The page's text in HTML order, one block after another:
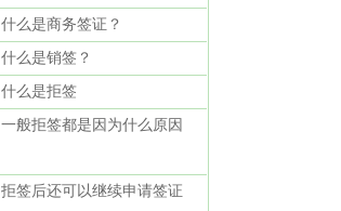
什么是商务签证？
什么是销签？
什么是拒签
一般拒签都是因为什么原因
拒签后还可以继续申请签证